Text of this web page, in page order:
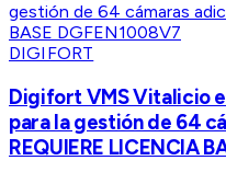
DIGIFORT
Digifort VMS Vitalicio
para la gestión de 64
REQUIERE LICENCIA